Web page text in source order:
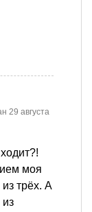
29 августа
моя
трёх. А
из